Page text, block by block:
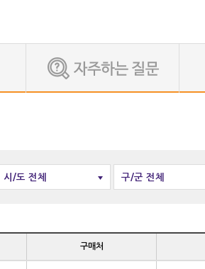
시/도 전체 구/군 전체
구매처